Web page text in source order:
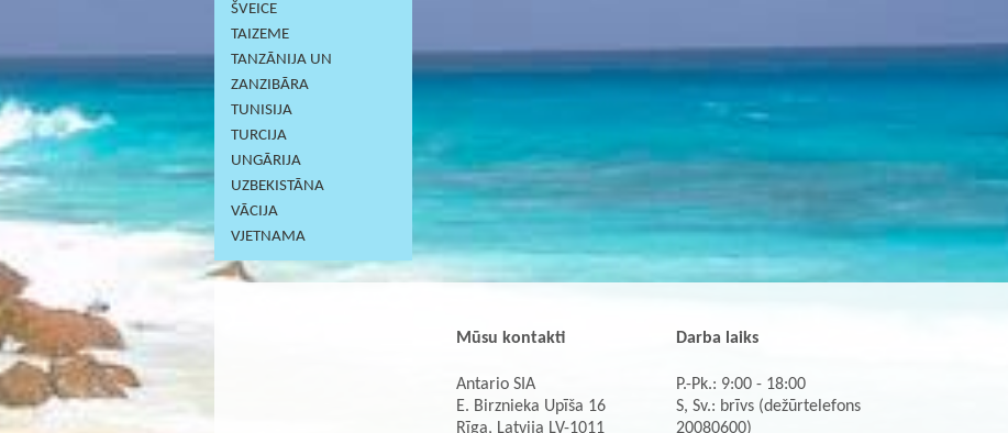
ŠVEICE
TAIZEME
TANZĀNIJA UN
ZANZIBĀRA
TUNISIJA
TURCIJA
UNGĀRIJA
UZBEKISTĀNA
VĀCIJA
VJETNAMA
Mūsu kontakti
Antario SIA
E. Birznieka Upīša 16
Rīga, Latvija LV-1011
Darba laiks
P.-Pk.: 9:00 - 18:00
S, Sv.: brīvs (dežūrtelefons
20080600)